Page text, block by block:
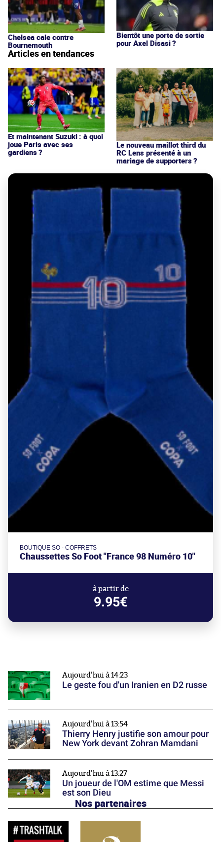
Chelsea cale contre
Bournemouth
Bientôt une porte de sortie
pour Axel Disasi ?
Articles en tendances
Et maintenant Suzuki : à quoi
joue Paris avec ses
gardiens ?
Le nouveau maillot third du
RC Lens présenté à un
mariage de supporters ?
BOUTIQUE SO - COFFRETS
Chaussettes So Foot "France 98 Numéro 10"
à partir de
9.95€
Aujourd'hui à 14:23
Le geste fou d'un Iranien en D2 russe
Aujourd'hui à 13:54
Thierry Henry justifie son amour pour
New York devant Zohran Mamdani
Aujourd'hui à 13:27
Un joueur de l'OM estime que Messi
est son Dieu
Nos partenaires